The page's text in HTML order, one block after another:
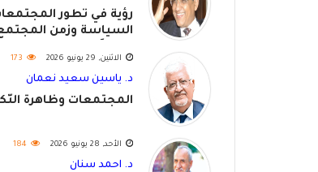
رؤية في تطور
السياسة وزمن
الاثنين, 29 يونيو 2026 173
د. ياسين سعيد نعمان
المجتمعات وظاهرة
الأحد, 28 يونيو 2026 184
د. احمد سنان